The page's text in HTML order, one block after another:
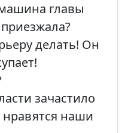
главы
делать! Он
зачастило
наши